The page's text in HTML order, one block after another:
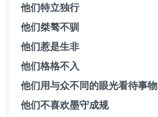
他们特立独行
他们桀骜不驯
他们惹是生非
他们格格不入
他们用与众不同的眼光看待事物
他们不喜欢墨守成规